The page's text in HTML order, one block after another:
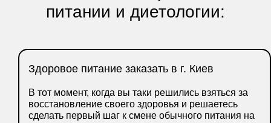
питании и диетологии:
Здоровое питание заказать в г. Киев
В тот момент, когда вы таки решились взяться за
восстановление своего здоровья и решаетесь
сделать первый шаг к смене обычного питания на